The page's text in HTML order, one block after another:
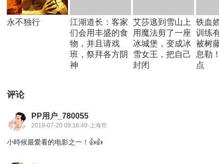
永不独行
江湖道长：客家
们会用丰盛的食
物，并且请戏
班，祭拜各方阴
神
艾莎逃到雪山上
用魔法剪了一座
冰城堡，变成冰
雪女王，把自己
封闭
铁血
训练
被树
息勒
点
评论
PP用户_780055
2019-07-20 09:16:49·上海市
小時候最愛看的电影之一！👍👍